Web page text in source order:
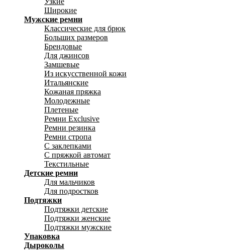
Широкие
Мужские ремни
Классические для брюк
Больших размеров
Брендовые
Для джинсов
Замшевые
Из искусственной кожи
Итальянские
Кожаная пряжка
Молодежные
Плетеные
Ремни Exclusive
Ремни резинка
Ремни стропа
С заклепками
С пряжкой автомат
Текстильные
Детские ремни
Для мальчиков
Для подростков
Подтяжки
Подтяжки детские
Подтяжки женские
Подтяжки мужские
Упаковка
Дыроколы